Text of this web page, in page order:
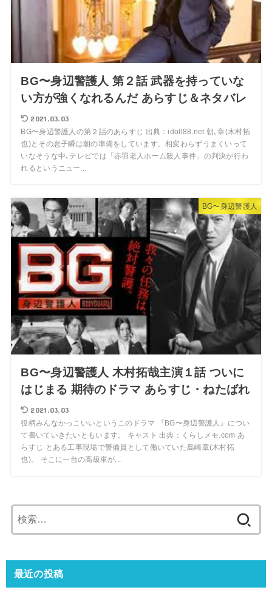
BG〜身辺警護人 第２話 武器を持っていな
い方が強くなれるんだ あらすじ＆ネタバレ
2021.03.03
BG〜身辺警護人の第２話のあらすじ 出典：idoll88.net 朝､章(木村拓
也)とその息子瞬は朝の準備をしています。相変わらずうまくいって
いなそうな中､テレビでは「赤羽老人ホーム殺人事件」の判決が行わ
れるというニュー...
BG〜身辺警護人
BG〜身辺警護人 木村拓哉主演１話 ついに
はじまる 期待のドラマ あらすじ・ねたばれ
2021.03.03
役柄みんなかっこいいというこのドラマ 『BG〜身辺警護人』につい
て書いていきたいともいます。 キャスト 出典：くらしメモ.com あ
らすじ とある工事現場で警備員として働いていた島崎章(木村拓
也)。 そこに一台の高級車が...
索:
最近の投稿